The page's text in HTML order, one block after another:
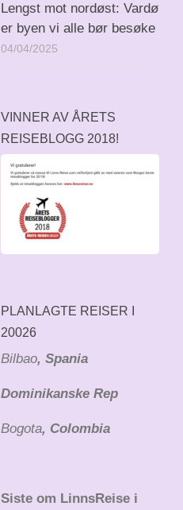
Lengst mot nordøst: Vardø
er byen vi alle bør besøke
04/04/2025
VINNER AV ÅRETS
REISEBLOGG 2018!
PLANLAGTE REISER I
20026
Bilbao, Spania
Dominikanske Rep
Bogota, Colombia
Siste om LinnsReise i